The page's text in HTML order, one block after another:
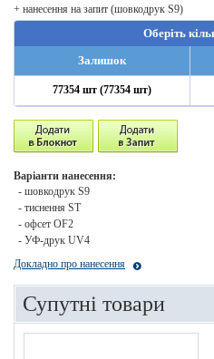
+ нанесення на запит (шовкодрук S9)
Оберіть
Залишок
77354 шт (77354 шт)
Варіанти нанесення:
- шовкодрук S9
- тиснення ST
- офсет OF2
- УФ-друк UV4
Докладно про нанесення
Супутні товари